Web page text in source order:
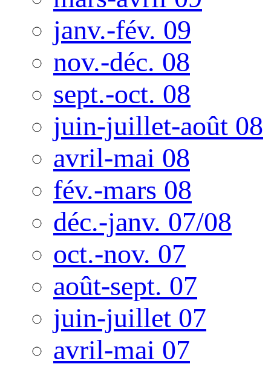
janv.-fév. 09
nov.-déc. 08
sept.-oct. 08
juin-juillet-août 08
avril-mai 08
fév.-mars 08
déc.-janv. 07/08
oct.-nov. 07
août-sept. 07
juin-juillet 07
avril-mai 07